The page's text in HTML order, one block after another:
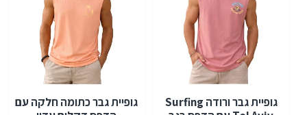
גופיית גבר ורודה Surfing
גופיית גבר כתומה חלקה עם